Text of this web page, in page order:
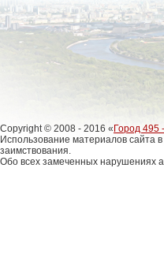
Copyright © 2008 - 2016 «Город 495
Использование материалов сайта
заимствования.
Обо всех замеченных нарушениях